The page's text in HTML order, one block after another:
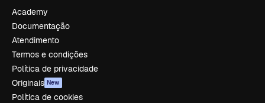
Academy
Documentação
Atendimento
Termos e condições
Política de privacidade
Originais New
Política de cookies